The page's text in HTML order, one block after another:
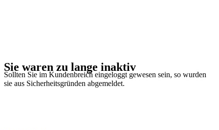
Sie waren zu lange inaktiv
Sollten Sie im Kundenbreich eingeloggt gewesen sein, so wurden
sie aus Sicherheitsgründen abgemeldet.